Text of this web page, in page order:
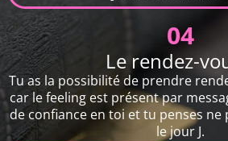
04
Le rendez-
Tu as la possibilité de prendre
car le feeling est présent par
de confiance en toi et tu penses ne
le jour J.